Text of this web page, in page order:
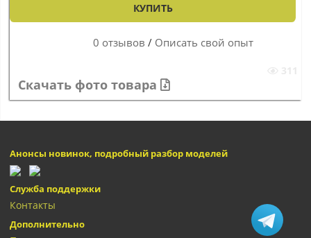
КУПИТЬ
0 отзывов / Описать свой опыт
Скачать фото товара
Анонсы новинок, подробный разбор моделей
Служба поддержки
Контакты
Дополнительно